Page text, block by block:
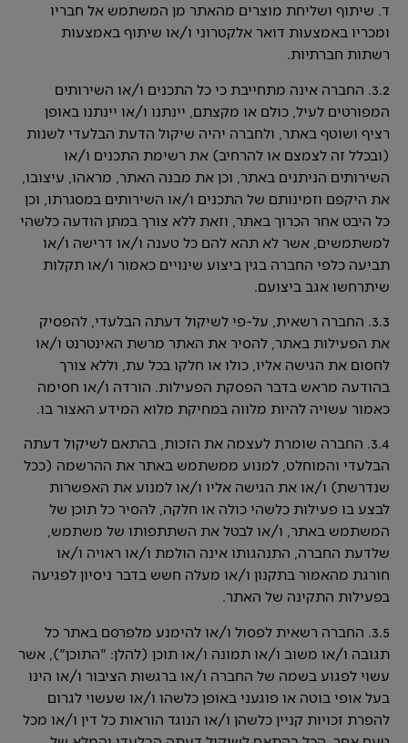
ד. שיתוף ושליחת מוצרים מהאתר מן המשתמש אל חבריו
ומכריו באמצעות דואר אלקטרוני ו/או שיתוף באמצעות
רשתות חברתיות.
3.2. החברה אינה מתחייבת כי כל התכנים ו/או השירותים
המפורטים לעיל, כולם או מקצתם, יינתנו ו/או יינתנו באופן
רציף ושוטף באתר, ולחברה יהיה שיקול הדעת הבלעדי לשנות
(ובכלל זה לצמצם או להרחיב) את רשימת התכנים ו/או
השירותים הניתנים באתר, וכן את מבנה האתר, מראהו, עיצובו,
את היקפם וזמינותם של התכנים ו/או השירותים במסגרתו, וכן
כל היבט אחר הכרוך באתר, וזאת ללא צורך במתן הודעה כלשהי
למשתמשים, אשר לא תהא להם כל טענה ו/או דרישה ו/או
תביעה כלפי החברה בגין ביצוע שינויים כאמור ו/או תקלות
שיתרחשו אגב ביצועם.
3.3. החברה רשאית, על-פי לשיקול דעתה הבלעדי, להפסיק
את הפעילות באתר, להסיר את האתר מרשת האינטרנט ו/או
לחסום את הגישה אליו, כולו או חלקו בכל עת, וללא צורך
בהודעה מראש בדבר הפסקת הפעילות. הורדה ו/או חסימה
כאמור עשויה להיות מלווה במחיקת מלוא המידע האצור בו.
3.4. החברה שומרת לעצמה את הזכות, בהתאם לשיקול דעתה
הבלעדי והמוחלט, למנוע ממשתמש באתר את ההרשמה (ככל
שנדרשת) ו/או את הגישה אליו ו/או למנוע את האפשרות
לבצע בו פעילות כלשהי כולה או חלקה, להסיר כל תוכן של
המשתמש באתר, ו/או לבטל את השתתפותו של משתמש,
שלדעת החברה, התנהגותו אינה הולמת ו/או ראויה ו/או
חורגת מהאמור בתקנון ו/או מעלה חשש בדבר ניסיון לפגיעה
בפעילות התקינה של האתר.
3.5. החברה רשאית לפסול ו/או להימנע מלפרסם באתר כל
תגובה ו/או משוב ו/או תמונה ו/או תוכן (להלן: "התוכן"), אשר
עשוי לפגוע בשמה של החברה ו/או ברגשות הציבור ו/או הינו
בעל אופי בוטה או פוגעני באופן כלשהו ו/או שעשוי לגרום
להפרת זכויות קניין כלשהן ו/או הנוגד הוראות כל דין ו/או מכל